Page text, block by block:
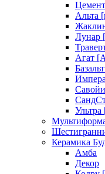
Цемент
Альта
Лунар
Агат
Керамика
Амба
Декор